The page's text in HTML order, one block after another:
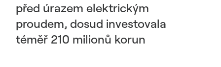
před úrazem elektrickým
proudem, dosud investovala
téměř 210 milionů korun